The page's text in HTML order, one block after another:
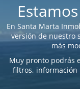
En Santa Marta
versión de nuestro
más
Muy pronto podrás
filtros, información